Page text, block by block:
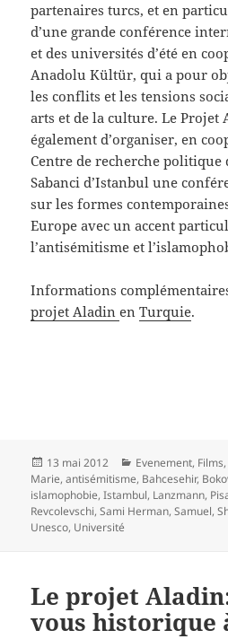
partenaires turcs, et en
d’une grande conférence
et des universités d’été en
Anadolu Kültür, qui a pour
les conflits et les tensions
arts et de la culture. Le Projet
également d’organiser, en
Centre de recherche politique
Sabanci d’Istanbul une
sur les formes
Europe avec un accent
l’antisémitisme et
Informations
projet AladinenTurquie.
Publié
le
13 mai 2012 Catégories
Evenement, Films,
Marie,antisémitisme, Bahcesehir,
islamophobie,Istambul, Lanzmann,
Revcolevschi,Sami Herman,Samuel,
Unesco, Université
Le projet
vous historique